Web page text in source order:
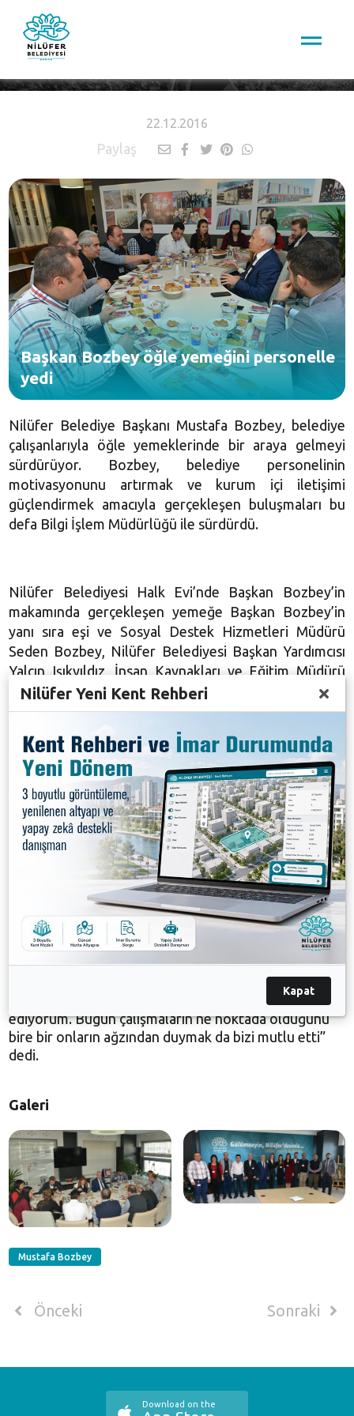
22.12.2016
Paylaş
Başkan Bozbey öğle yemeğini personelle
yedi
Nilüfer Belediye Başkanı Mustafa Bozbey, belediye
çalışanlarıyla öğle yemeklerinde bir araya gelmeyi
sürdürüyor. Bozbey, belediye personelinin
motivasyonunu artırmak ve kurum içi iletişimi
güçlendirmek amacıyla gerçekleşen buluşmaları bu
defa Bilgi İşlem Müdürlüğü ile sürdürdü.
Nilüfer Belediyesi Halk Evi’nde Başkan Bozbey’in
makamında gerçekleşen yemeğe Başkan Bozbey’in
yanı sıra eşi ve Sosyal Destek Hizmetleri Müdürü
Seden Bozbey, Nilüfer Belediyesi Başkan Yardımcısı
Yalçın Işıkyıldız, İnsan Kaynakları ve Eğitim Müdürü
Bircan Uysal ile İnsan Kaynakları Danışmanı Doç. Dr.
Kurtuluş Kaymaz da katıldı. Müdürlüğün çalışmaları
hakkında karşılıklı öneri ve görüşlerin paylaşıldığı
yemek sırasında Başkan Bozbey, çalışanların
önerilerini de dinledi.
Nilüfer Belediyesi’nde en önemli müdürlüklerden
birinin de Bilgi İşlem Müdürlüğü olduğunu belirten
Başkan Bozbey, “Nilüfer Belediyesi olarak yıllardır
elektronik ortamı güçlendirme projesini, üzerine
ilaveler koyarak devam ettiriyoruz. Elektronik
ortamın hayatımızın her alanına girdiğini biliyoruz.
Kurum olarak bu alanı her yerde kullanmaya
çalışıyoruz. Bilgi işlem konusunda Nilüfer
Belediyesi’ni iyi konuma getiren ve daha yukarılara
taşıma arzusunda olan arkadaşlarımıza teşekkür
ediyorum. Bugün çalışmaların ne noktada olduğunu
bire bir onların ağzından duymak da bizi mutlu etti”
dedi.
Galeri
Mustafa Bozbey
Önceki Sonraki
Download on the
Nilüfer Yeni Kent Rehberi
Kapat